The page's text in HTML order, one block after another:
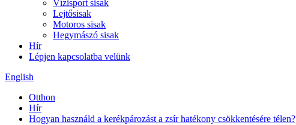
Vízisport sisak
Lejtősisak
Motoros sisak
Hegymászó sisak
Hír
Lépjen kapcsolatba velünk
English
Otthon
Hír
Hogyan használd a kerékpározást a zsír hatékony csökkentésére télen?